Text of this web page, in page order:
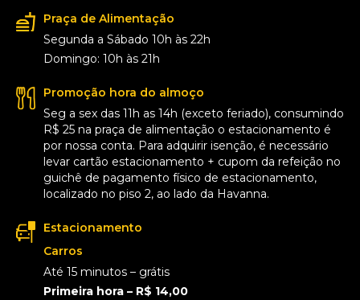
Praça de Alimentação
Segunda a Sábado 10h às 22h
Domingo: 10h às 21h
Promoção hora do almoço
Seg a sex das 11h as 14h (exceto feriado), consumindo
R$ 25 na praça de alimentação o estacionamento é
por nossa conta. Para adquirir isenção, é necessário
levar cartão estacionamento + cupom da refeição no
guichê de pagamento físico de estacionamento,
localizado no piso 2, ao lado da Havanna.
Estacionamento
Carros
Até 15 minutos – grátis
Primeira hora – R$ 14,00